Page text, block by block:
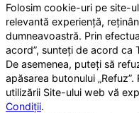
Folosim cookie-uri pe site-
relevantă experiență,
dumneavoastră. Prin
acord”, sunteți de acord ca
De asemenea, puteți să
apăsarea butonului
utilizării Site-ului web vă
Condiții.